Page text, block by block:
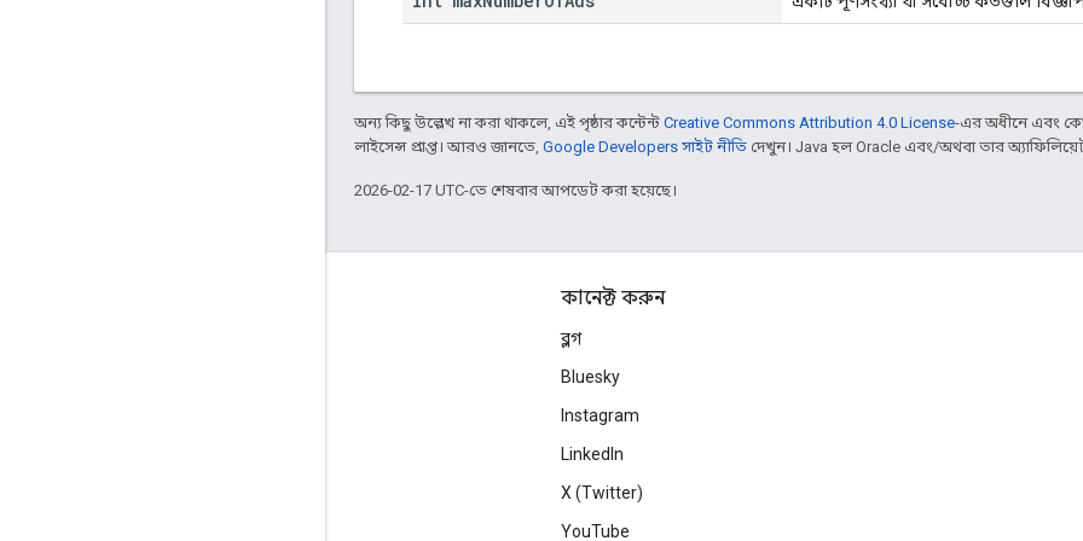
অন্য কিছু উল্লেখ না করা থাকলে, এই পৃষ্ঠার কন্টেন্ট Creative Commons Attribution 4.0 License-এর অধীনে এবং
লাইসেন্স প্রাপ্ত। আরও জানতে, Google Developers সাইট নীতি দেখুন। Java হল Oracle এবং/অথবা তার অ্যাফিলিয়েট
2026-02-17 UTC-তে শেষবার আপডেট করা হয়েছে।
কানেক্ট করুন
ব্লগ
Bluesky
Instagram
LinkedIn
X (Twitter)
YouTube